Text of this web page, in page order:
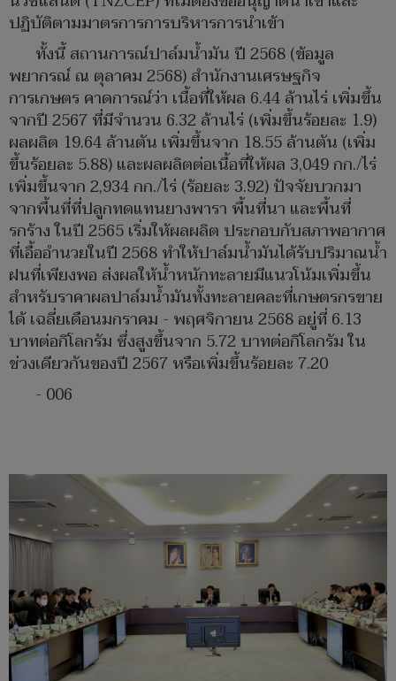
ปฏิบัติตามมาตรการการบริหารการนำเข้า
ทั้งนี้ สถานการณ์ปาล์มน้ำมัน ปี 2568 (ข้อมูล
พยากรณ์ ณ ตุลาคม 2568) สำนักงานเศรษฐกิจ
การเกษตร คาดการณ์ว่า เนื้อที่ให้ผล 6.44 ล้านไร่ เพิ่มขึ้น
จากปี 2567 ที่มีจำนวน 6.32 ล้านไร่ (เพิ่มขึ้นร้อยละ 1.9)
ผลผลิต 19.64 ล้านตัน เพิ่มขึ้นจาก 18.55 ล้านตัน (เพิ่ม
ขึ้นร้อยละ 5.88) และผลผลิตต่อเนื้อที่ให้ผล 3,049 กก./ไร่
เพิ่มขึ้นจาก 2,934 กก./ไร่ (ร้อยละ 3.92) ปัจจัยบวกมา
จากพื้นที่ที่ปลูกทดแทนยางพารา พื้นที่นา และพื้นที่
รกร้าง ในปี 2565 เริ่มให้ผลผลิต ประกอบกับสภาพอากาศ
ที่เอื้ออำนวยในปี 2568 ทำให้ปาล์มน้ำมันได้รับปริมาณน้ำ
ฝนที่เพียงพอ ส่งผลให้น้ำหนักทะลายมีแนวโน้มเพิ่มขึ้น
สำหรับราคาผลปาล์มน้ำมันทั้งทะลายคละที่เกษตรกรขาย
ได้ เฉลี่ยเดือนมกราคม - พฤศจิกายน 2568 อยู่ที่ 6.13
บาทต่อกิโลกรัม ซึ่งสูงขึ้นจาก 5.72 บาทต่อกิโลกรัม ใน
ช่วงเดียวกันของปี 2567 หรือเพิ่มขึ้นร้อยละ 7.20
- 006